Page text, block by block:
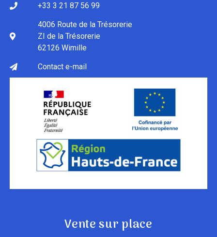
+33 3 21 87 56 99
4006 Route de la Trésorerie
ZI de la Trésorerie
62126 Wimille
Contact e-mail
Vente sur place